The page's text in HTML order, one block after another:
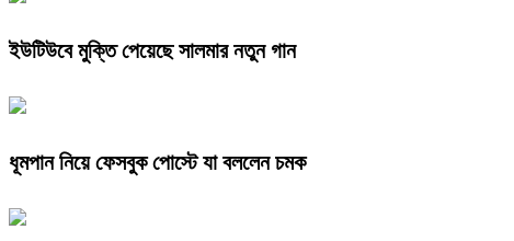
ইউটিউবে মুক্তি পেয়েছে সালমার নতুন গান
ধূমপান নিয়ে ফেসবুক পোস্টে যা বললেন চমক